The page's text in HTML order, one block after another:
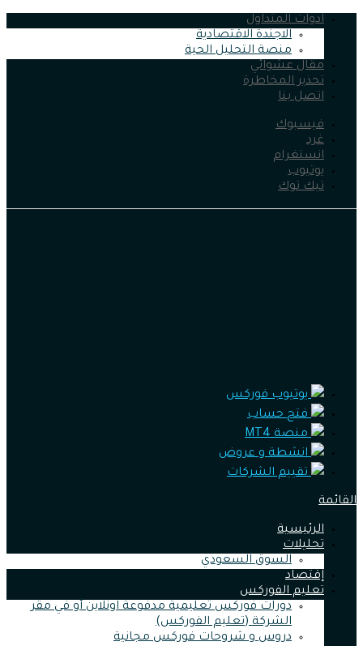
ادوات المتداول
الاجندة الاقتصادية
منصة التحليل الحية
مقال عشوائي
تحذير المخاطرة
اتصل بنا
فيسبوك
غرد
انستغرام
يوتيوب
تيك توك
يوتيوب فوركس
فتح حساب
منصة MT4
انشطة و عروض
تقييم الشركات
القائمة
الرئيسية
تحليلات
السوق السعودي
إقتصاد
تعليم الفوركس
دورات فوركس تعليمية مدفوعة اونلاين أو في مقر
الشركة (تعليم الفوركس)
دروس و شروحات فوركس مجانية